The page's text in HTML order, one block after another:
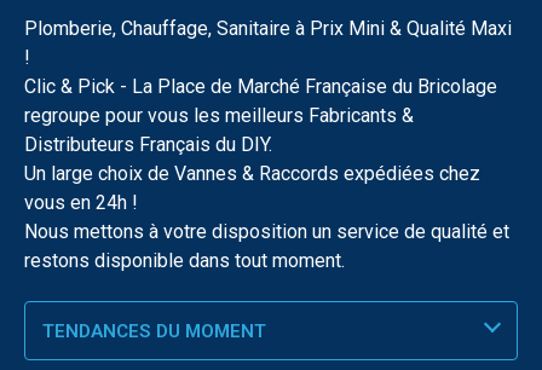
Plomberie, Chauffage, Sanitaire à Prix Mini & Qualité Maxi
!
Clic & Pick - La Place de Marché Française du Bricolage
regroupe pour vous les meilleurs Fabricants &
Distributeurs Français du DIY.
Un large choix de Vannes & Raccords expédiées chez
vous en 24h !
Nous mettons à votre disposition un service de qualité et
restons disponible dans tout moment.
TENDANCES DU MOMENT